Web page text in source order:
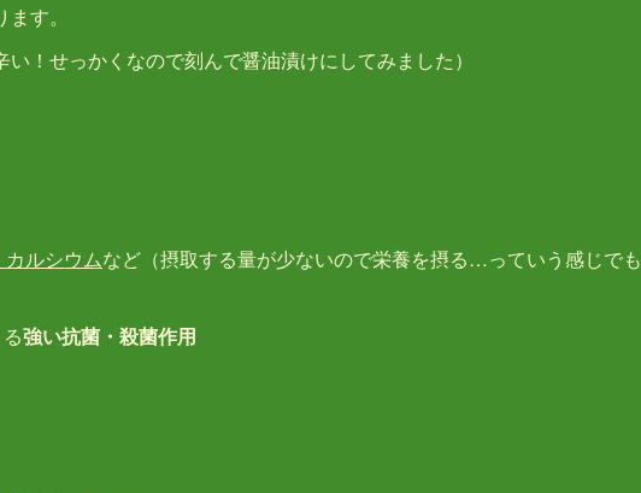
す。
！せっかくなので刻んで醤油漬けにしてみました）
ルシウムなど（摂取する量が少ないので栄養を摂る…っていう感じでも
強い抗菌・殺菌作用